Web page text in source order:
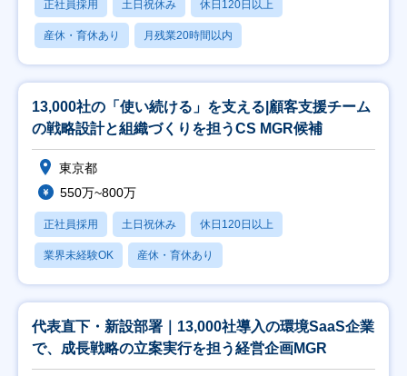
正社員採用 土日祝休み 休日120日以上
産休・育休あり 月残業20時間以内
13,000社の「使い続ける」を支える|顧客支援チーム
の戦略設計と組織づくりを担うCS MGR候補
東京都
550万~800万
正社員採用 土日祝休み 休日120日以上
業界未経験OK 産休・育休あり
代表直下・新設部署｜13,000社導入の環境SaaS企業
で、成長戦略の立案実行を担う経営企画MGR